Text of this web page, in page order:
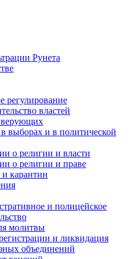
Рунета
регулирование
властей
верующих
выборах и в политической
о религии и власти
о религии и праве
карантин
и полицейское
молитвы
и ликвидация
объединений